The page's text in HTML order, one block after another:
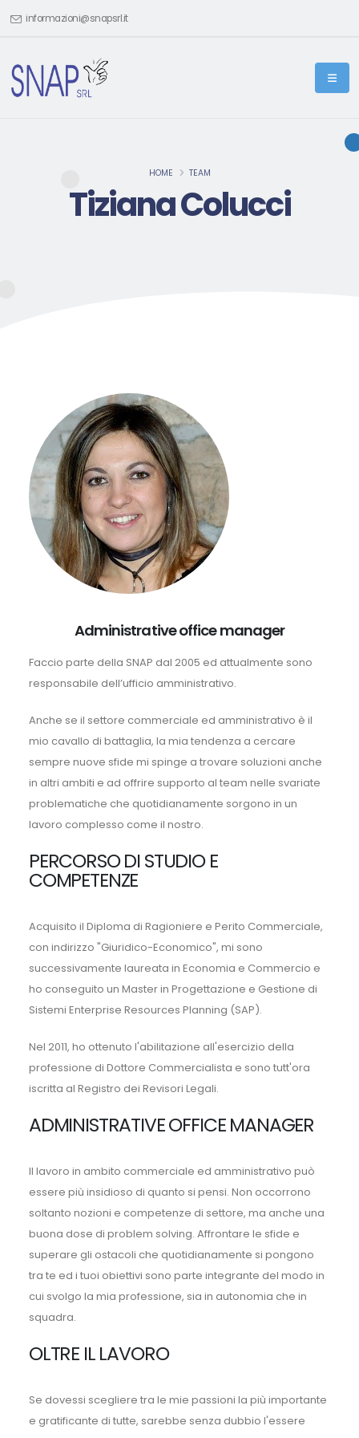
informazioni@snapsrl.it
HOME TEAM
Tiziana Colucci
Administrative office manager
Faccio parte della SNAP dal 2005 ed attualmente sono
responsabile dell’ufficio amministrativo.
Anche se il settore commerciale ed amministrativo è il
mio cavallo di battaglia, la mia tendenza a cercare
sempre nuove sfide mi spinge a trovare soluzioni anche
in altri ambiti e ad offrire supporto al team nelle svariate
problematiche che quotidianamente sorgono in un
lavoro complesso come il nostro.
PERCORSO DI STUDIO E
COMPETENZE
Acquisito il Diploma di Ragioniere e Perito Commerciale,
con indirizzo "Giuridico-Economico", mi sono
successivamente laureata in Economia e Commercio e
ho conseguito un Master in Progettazione e Gestione di
Sistemi Enterprise Resources Planning (SAP).
Nel 2011, ho ottenuto l'abilitazione all'esercizio della
professione di Dottore Commercialista e sono tutt'ora
iscritta al Registro dei Revisori Legali.
ADMINISTRATIVE OFFICE MANAGER
Il lavoro in ambito commerciale ed amministrativo può
essere più insidioso di quanto si pensi. Non occorrono
soltanto nozioni e competenze di settore, ma anche una
buona dose di problem solving. Affrontare le sfide e
superare gli ostacoli che quotidianamente si pongono
tra te ed i tuoi obiettivi sono parte integrante del modo in
cui svolgo la mia professione, sia in autonomia che in
squadra.
OLTRE IL LAVORO
Se dovessi scegliere tra le mie passioni la più importante
e gratificante di tutte, sarebbe senza dubbio l'essere